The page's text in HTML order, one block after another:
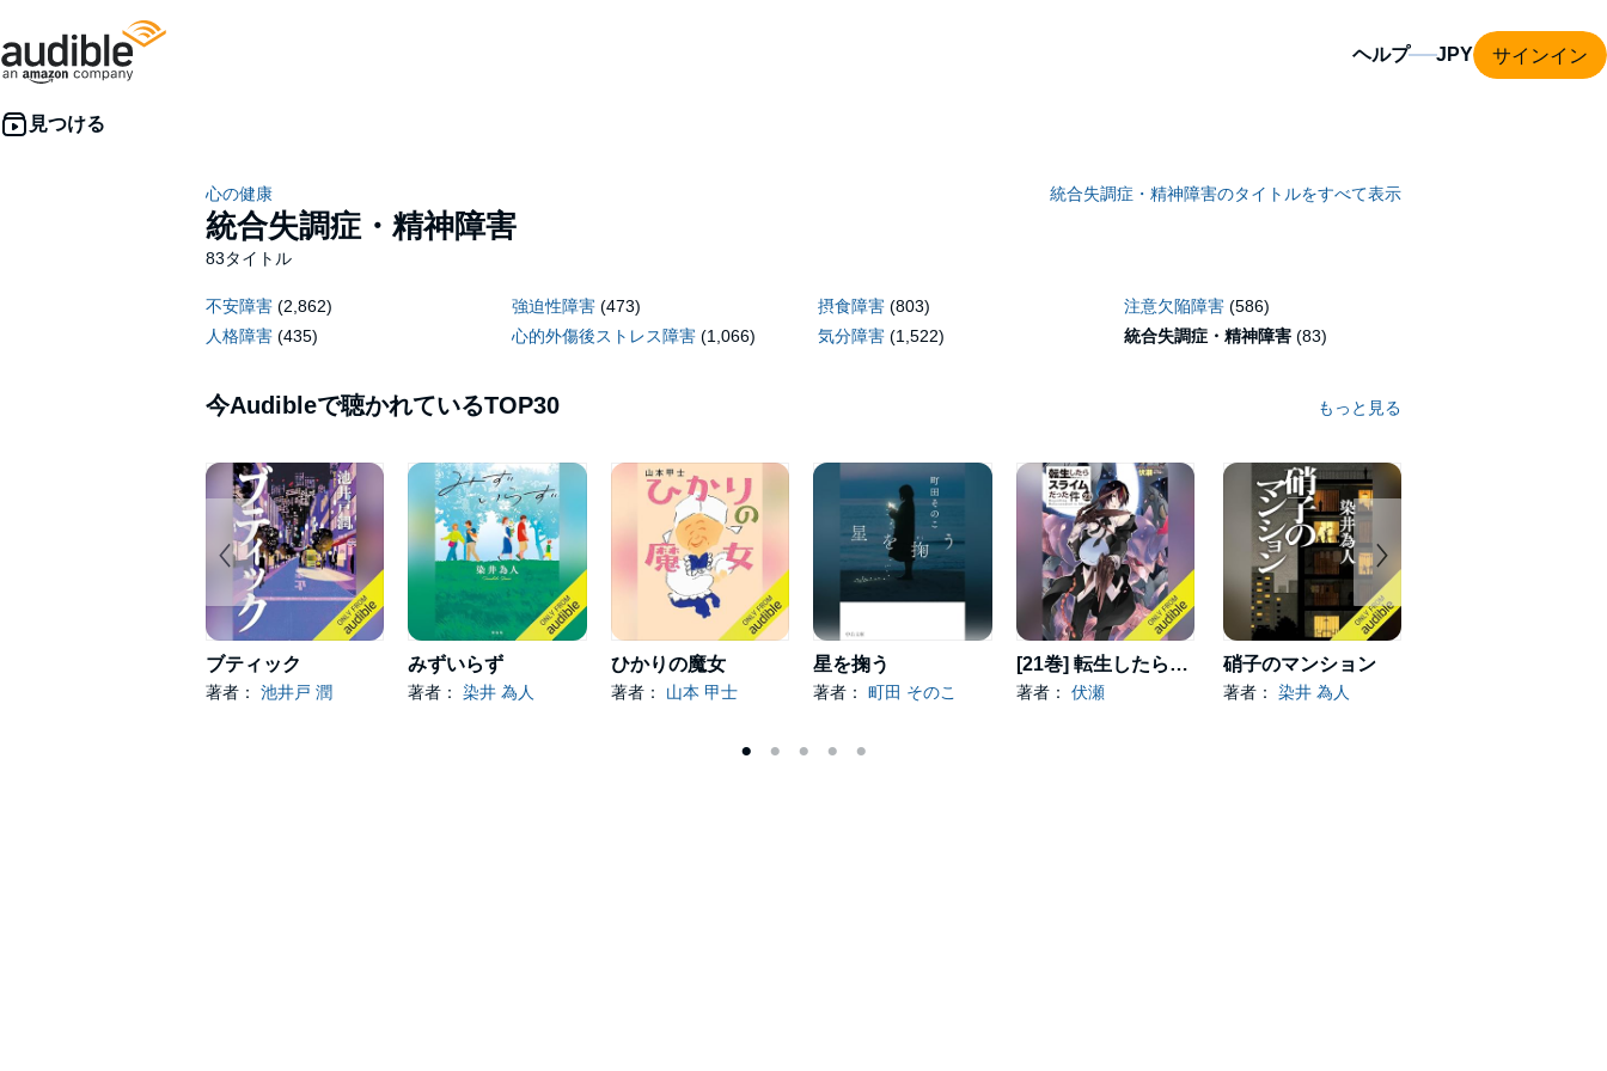
ヘルプ サインイン
心の健康
統合失調症・精神障害
83タイトル
統合失調症・精神障害のタイトルをすべて表示
不安障害 (2,862) 強迫性障害 (473) 摂食障害 (803) 注意欠陥障害 (586)
人格障害 (435) 心的外傷後ストレス障害 (1,066) 気分障害 (1,522) 統合失調症・精神障害 (83)
今Audibleで聴かれているTOP30 もっと見る
ブティック
著者： 池井戸 潤
みずいらず
著者：染井 為人
ひかりの魔女
著者： 山本 甲士
星を掬う
著者：町田 そのこ
[21巻] 転生したらスライムだった件 21
著者： 伏瀬
硝子のマンション
著者： 染井 為人